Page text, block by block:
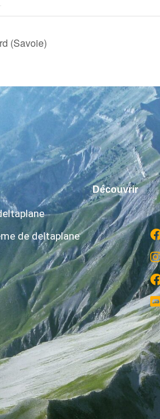
(Savoie)
Découvrir
de deltaplane